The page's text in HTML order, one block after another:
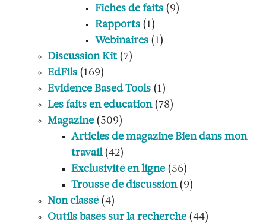
Fiches de faits (9)
Rapports (1)
Webinaires (1)
Discussion Kit(7)
EdFils (169)
Evidence Based Tools (1)
Les faits en éducation(78)
Magazine (509)
Articles de magazine Bien dans mon
travail(42)
Exclusivité en ligne (56)
Trousse de discussion(9)
Non classé (4)
Outils basés sur la recherche (44)